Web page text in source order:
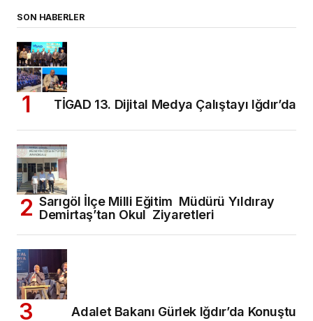
SON HABERLER
TİGAD 13. Dijital Medya Çalıştayı Iğdır’da
Sarıgöl İlçe Milli Eğitim Müdürü Yıldıray
Demirtaş’tan Okul Ziyaretleri
Adalet Bakanı Gürlek Iğdır’da Konuştu